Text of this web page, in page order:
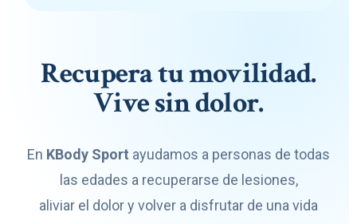
Recupera tu movilidad.
Vive sin dolor.
En KBody Sport ayudamos a personas de todas
las edades a recuperarse de lesiones,
aliviar el dolor y volver a disfrutar de una vida